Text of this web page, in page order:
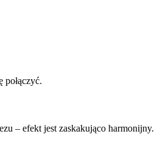
połączyć.
– efekt jest zaskakująco harmonijny.